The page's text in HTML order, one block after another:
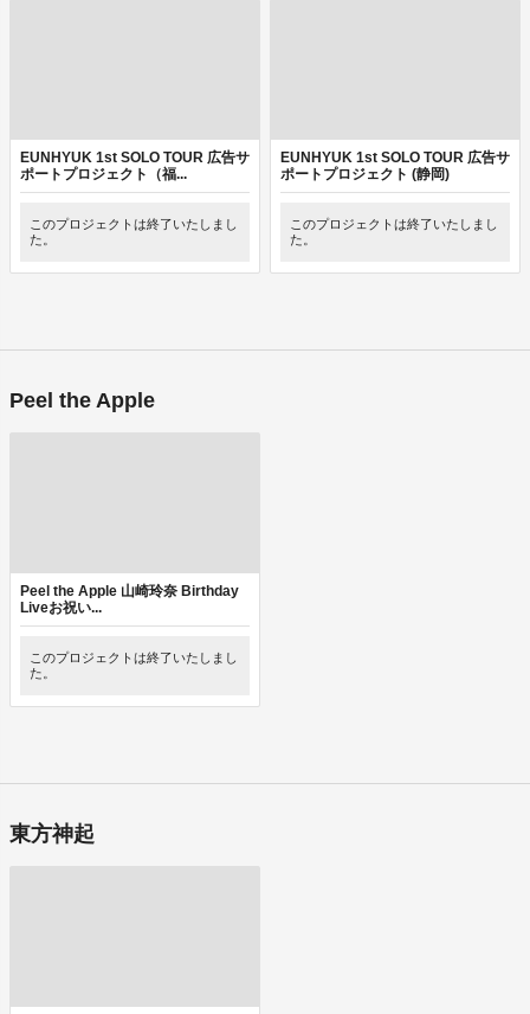
EUNHYUK 1st SOLO TOUR 広告サ
ポートプロジェクト（福...
このプロジェクトは終了いたしまし
た。
EUNHYUK 1st SOLO TOUR 広告サ
ポートプロジェクト (静岡)
このプロジェクトは終了いたしまし
た。
Peel the Apple
Peel the Apple 山崎玲奈 Birthday
Liveお祝い...
このプロジェクトは終了いたしまし
た。
東方神起